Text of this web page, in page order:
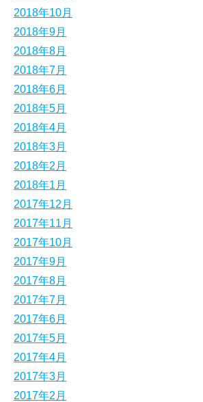
2018年10月
2018年9月
2018年8月
2018年7月
2018年6月
2018年5月
2018年4月
2018年3月
2018年2月
2018年1月
2017年12月
2017年11月
2017年10月
2017年9月
2017年8月
2017年7月
2017年6月
2017年5月
2017年4月
2017年3月
2017年2月